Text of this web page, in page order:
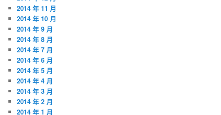
2014 年 11 月
2014 年 10 月
2014 年 9 月
2014 年 8 月
2014 年 7 月
2014 年 6 月
2014 年 5 月
2014 年 4 月
2014 年 3 月
2014 年 2 月
2014 年 1 月